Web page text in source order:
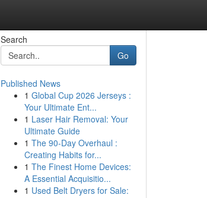
Search
Go
Published News
1 Global Cup 2026 Jerseys :
Your Ultimate Ent...
1 Laser Hair Removal: Your
Ultimate Guide
1 The 90-Day Overhaul :
Creating Habits for...
1 The Finest Home Devices:
A Essential Acquisitio...
1 Used Belt Dryers for Sale: